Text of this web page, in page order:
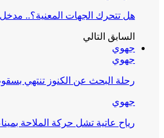
هل تتحرك الجهات المعنية؟..
السابق التالي
جهوي
جهوي
رحلة البحث عن الكنوز تنتهي
جهوي
رياح عاتية تشل حركة الملاحة